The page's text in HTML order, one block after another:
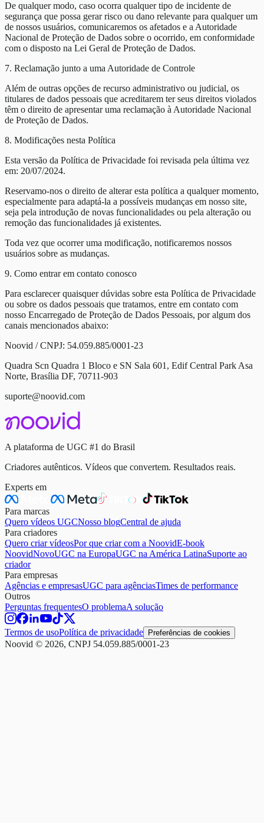
De qualquer modo, caso ocorra qualquer tipo de incidente de
segurança que possa gerar risco ou dano relevante para qualquer um
de nossos usuários, comunicaremos os afetados e a Autoridade
Nacional de Proteção de Dados sobre o ocorrido, em conformidade
com o disposto na Lei Geral de Proteção de Dados.
7. Reclamação junto a uma Autoridade de Controle
Além de outras opções de recurso administrativo ou judicial, os
titulares de dados pessoais que acreditarem ter seus direitos violados
têm o direito de apresentar uma reclamação à Autoridade Nacional
de Proteção de Dados.
8. Modificações nesta Política
Esta versão da Política de Privacidade foi revisada pela última vez
em: 20/07/2024.
Reservamo-nos o direito de alterar esta política a qualquer momento,
especialmente para adaptá-la a possíveis mudanças em nosso site,
seja pela introdução de novas funcionalidades ou pela alteração ou
remoção das funcionalidades já existentes.
Toda vez que ocorrer uma modificação, notificaremos nossos
usuários sobre as mudanças.
9. Como entrar em contato conosco
Para esclarecer quaisquer dúvidas sobre esta Política de Privacidade
ou sobre os dados pessoais que tratamos, entre em contato com
nosso Encarregado de Proteção de Dados Pessoais, por algum dos
canais mencionados abaixo:
Noovid / CNPJ: 54.059.885/0001-23
Quadra Scn Quadra 1 Bloco e SN Sala 601, Edif Central Park Asa
Norte, Brasília DF, 70711-903
suporte@noovid.com
A plataforma de UGC #1 do Brasil
Criadores autênticos. Vídeos que convertem. Resultados reais.
Experts em
Para marcas
Quero vídeos UGCNosso blogCentral de ajuda
Para criadores
Quero criar vídeosPor que criar com a NoovidE-book
NoovidNovoUGC na EuropaUGC na América LatinaSuporte ao
criador
Para empresas
Agências e empresasUGC para agênciasTimes de performance
Outros
Perguntas frequentesO problemaA solução
Termos de usoPolítica de privacidade Preferências de cookies
Noovid © 2026, CNPJ 54.059.885/0001-23